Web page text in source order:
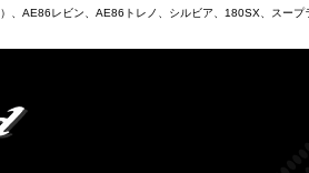
、AE86レビン、AE86トレノ、シルビア、180SX、スー